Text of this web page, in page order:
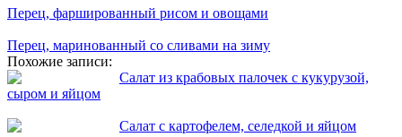
Перец, фаршированный рисом и овощами
Перец, маринованный со сливами на зиму
Похожие записи:
Салат из крабовых палочек с кукурузой,
сыром и яйцом
Салат с картофелем, селедкой и яйцом